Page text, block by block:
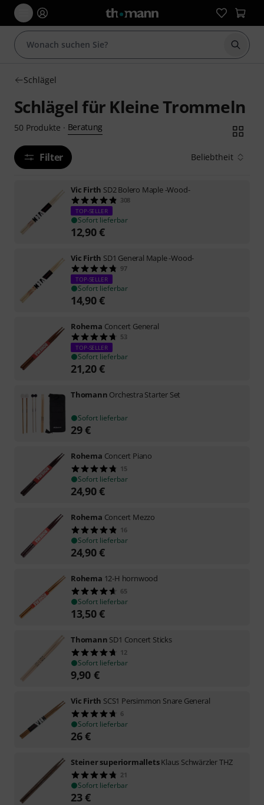
Suche
Schlägel
Schlägel für Kleine Trommeln
50 Produkte · Beratung
Filter Beliebtheit
Vic Firth SD2 Bolero Maple -Wood-
308
TOP-SELLER
Sofort lieferbar
12,90€
Vic Firth SD1 General Maple -Wood-
97
TOP-SELLER
Sofort lieferbar
14,90€
Rohema Concert General
53
TOP-SELLER
Sofort lieferbar
21,20€
Thomann Orchestra Starter Set
Sofort lieferbar
29€
Rohema Concert Piano
15
Sofort lieferbar
24,90€
Rohema Concert Mezzo
16
Sofort lieferbar
24,90€
Rohema 12-H hornwood
65
Sofort lieferbar
13,50€
Thomann SD1 Concert Sticks
12
Sofort lieferbar
9,90 €
Vic Firth SCS1 Persimmon Snare General
6
Sofort lieferbar
26€
Steiner superiormalletsKlaus Schwärzler THZ
21
Sofort lieferbar
23€